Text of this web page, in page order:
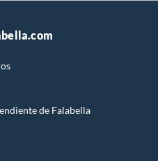
de Falabella